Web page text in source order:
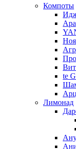
Компоты
te
Лимонад